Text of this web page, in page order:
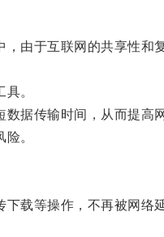
于互联网的共享性和
。
据传输时间，从而提高网
。
载等操作，不再被网络延